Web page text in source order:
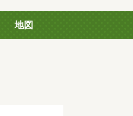
地図